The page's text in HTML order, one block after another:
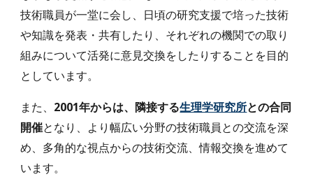
技術職員が一堂に会し、日頃の研究支援で培った技術
や知識を発表・共有したり、それぞれの機関での取り
組みについて活発に意見交換をしたりすることを目的
としています。
また、 2001年からは、隣接する生理学研究所との合同
開催となり、より幅広い分野の技術職員との交流を深
め、多角的な視点からの技術交流、情報交換を進めて
います。